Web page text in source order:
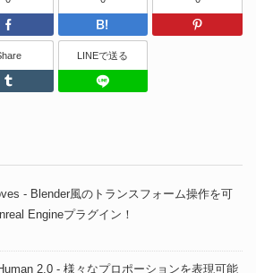
Twitter Facebook はてなブッ
Feedly Tumblr
LINEで送る
- Blender風のトランスフォーム操作を可
Engineプラグイン！
2.0 - 様々なプロポーションを表現可能